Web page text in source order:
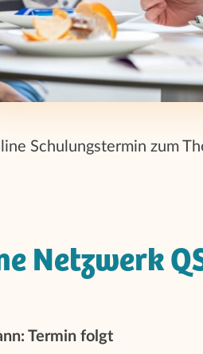
Schulungstermin zum
Netzwerk
Termin folgt